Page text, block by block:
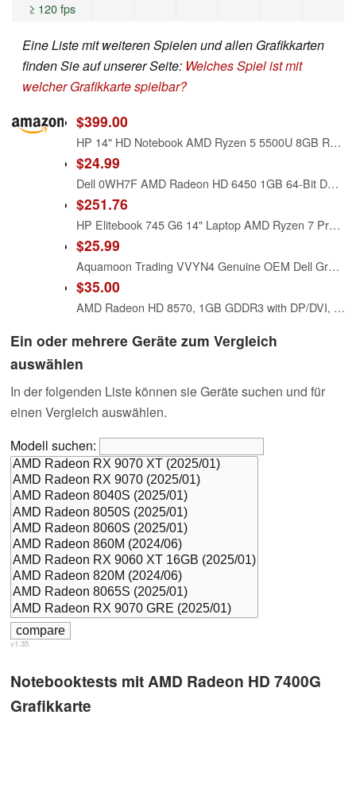
≥ 120 fps
Eine Liste mit weiteren Spielen und allen Grafikkarten
finden Sie auf unserer Seite: Welches Spiel ist mit
welcher Grafikkarte spielbar?
$399.00
HP 14" HD Notebook AMD Ryzen 5 5500U 8GB RAM 256GB SSD AMD Radeon Graphics Natural Silver
$24.99
Dell 0WH7F AMD Radeon HD 6450 1GB 64-Bit DDR3 PCIe x16 Low Profile Video Card
$251.76
HP Elitebook 745 G6 14" Laptop AMD Ryzen 7 Pro-3700U 16GB 256GB SSD W11P (Renewed)
$25.99
Aquamoon Trading VVYN4 Genuine OEM Dell Graphics Card AMD HD-7000 GPU Series C264 Radeon HD7470 1GB 1DP 1DVI-I Full Height Bracket 01308-01 ATI 102-C6405 Pegatron 113-C2641100-108OUGA9 PCIe G742V
$35.00
AMD Radeon HD 8570, 1GB GDDR3 with DP/DVI, PCI-E x 16, full bracket fits full Computer only, for Windows XP, 7, 8, 8.1, 10, 11, UEFI compatible, 4K resolution via DP Connection, 1 year warranty
Ein oder mehrere Geräte zum Vergleich
auswählen
In der folgenden Liste können sie Geräte suchen und für
einen Vergleich auswählen.
Modell suchen:
v1.35
Notebooktests mit AMD Radeon HD 7400G
Grafikkarte